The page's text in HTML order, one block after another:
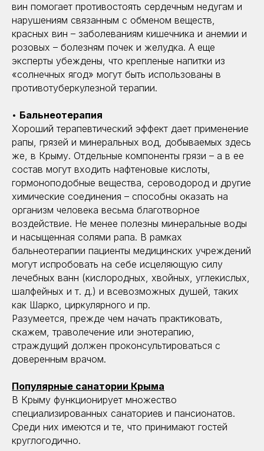
вин помогает противостоять сердечным недугам и
нарушениям связанным с обменом веществ,
красных вин – заболеваниям кишечника и анемии и
розовых – болезням почек и желудка. А еще
эксперты убеждены, что крепленые напитки из
«солнечных ягод» могут быть использованы в
противотуберкулезной терапии.
• Бальнеотерапия
Хороший терапевтический эффект дает применение
рапы, грязей и минеральных вод, добываемых здесь
же, в Крыму. Отдельные компоненты грязи – а в ее
состав могут входить нафтеновые кислоты,
гормоноподобные вещества, сероводород и другие
химические соединения – способны оказать на
организм человека весьма благотворное
воздействие. Не менее полезны минеральные воды
и насыщенная солями рапа. В рамках
бальнеотерапии пациенты медицинских учреждений
могут испробовать на себе исцеляющую силу
лечебных ванн (кислородных, хвойных, углекислых,
шалфейных и т. д.) и всевозможных душей, таких
как Шарко, циркулярного и пр.
Разумеется, прежде чем начать практиковать,
скажем, траволечение или энотерапию,
страждущий должен проконсультироваться с
доверенным врачом.
Популярные санатории Крыма
В Крыму функционирует множество
специализированных санаториев и пансионатов.
Среди них имеются и те, что принимают гостей
круглогодично.